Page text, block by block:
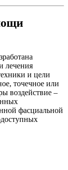
лечения
и цели
точечное или
воздействие –
фасциальной